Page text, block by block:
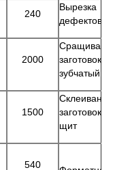
240
Вырезка
дефектов
2000
заготовок на
зубчатый
1500
Склеивание
заготовок в
щит
540